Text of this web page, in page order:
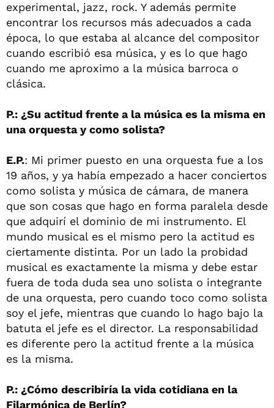
experimental, jazz, rock. Y además permite
encontrar los recursos más adecuados a cada
época, lo que estaba al alcance del compositor
cuando escribió esa música, y es lo que hago
cuando me aproximo a la música barroca o
clásica.
P.: ¿Su actitud frente a la música es la misma en
una orquesta y como solista?
E.P.: Mi primer puesto en una orquesta fue a los
19 años, y ya había empezado a hacer conciertos
como solista y música de cámara, de manera
que son cosas que hago en forma paralela desde
que adquirí el dominio de mi instrumento. El
mundo musical es el mismo pero la actitud es
ciertamente distinta. Por un lado la probidad
musical es exactamente la misma y debe estar
fuera de toda duda sea uno solista o integrante
de una orquesta, pero cuando toco como solista
soy el jefe, mientras que cuando lo hago bajo la
batuta el jefe es el director. La responsabilidad
es diferente pero la actitud frente a la música
es la misma.
P.: ¿Cómo describiría la vida cotidiana en la
Filarmónica de Berlín?